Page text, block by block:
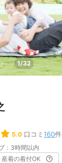
1/32
5.0 口コミ160件
：3時間以内
産着の着付OK